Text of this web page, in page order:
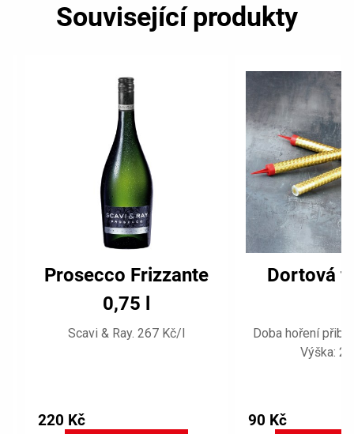
Související produkty
Prosecco Frizzante
0,75 l
Scavi & Ray. 267 Kč/l
220 Kč
Dortová
Doba hoření
Výška:
90 Kč